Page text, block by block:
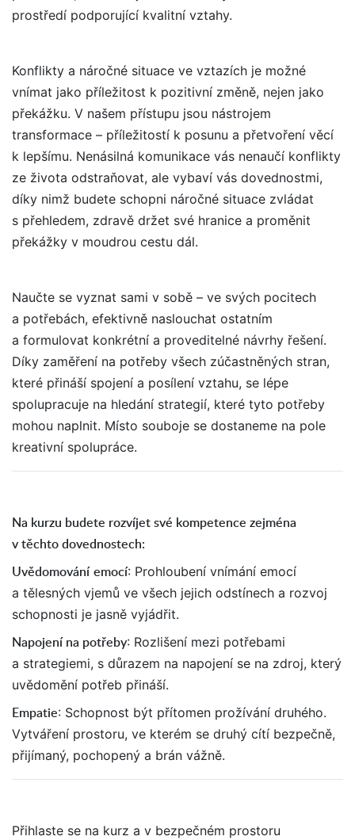
prostředí podporující kvalitní vztahy.
Konflikty a náročné situace ve vztazích je možné
vnímat jako příležitost k pozitivní změně, nejen jako
překážku. V našem přístupu jsou nástrojem
transformace – příležitostí k posunu a přetvoření věcí
k lepšímu. Nenásilná komunikace vás nenaučí konflikty
ze života odstraňovat, ale vybaví vás dovednostmi,
díky nimž budete schopni náročné situace zvládat
s přehledem, zdravě držet své hranice a proměnit
překážky v moudrou cestu dál.
Naučte se vyznat sami v sobě – ve svých pocitech
a potřebách, efektivně naslouchat ostatním
a formulovat konkrétní a proveditelné návrhy řešení.
Díky zaměření na potřeby všech zúčastněných stran,
které přináší spojení a posílení vztahu, se lépe
spolupracuje na hledání strategií, které tyto potřeby
mohou naplnit. Místo souboje se dostaneme na pole
kreativní spolupráce.
Na kurzu budete rozvíjet své kompetence zejména
v těchto dovednostech:
Uvědomování emocí: Prohloubení vnímání emocí
a tělesných vjemů ve všech jejich odstínech a rozvoj
schopnosti je jasně vyjádřit.
Napojení na potřeby: Rozlišení mezi potřebami
a strategiemi, s důrazem na napojení se na zdroj, který
uvědomění potřeb přináší.
Empatie: Schopnost být přítomen prožívání druhého.
Vytváření prostoru, ve kterém se druhý cítí bezpečně,
přijímaný, pochopený a brán vážně.
Přihlaste se na kurz a v bezpečném prostoru